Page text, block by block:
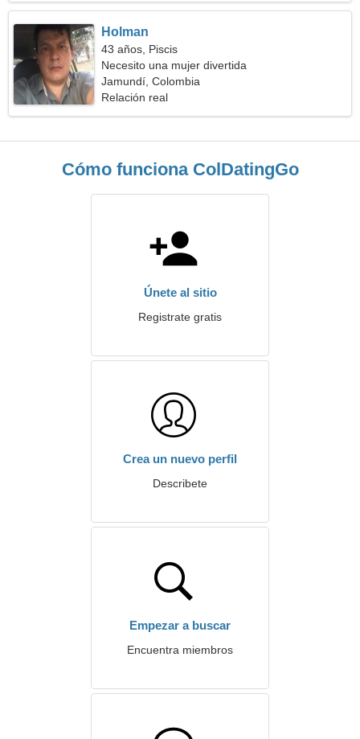
Holman
43 años, Piscis
Necesito una mujer divertida
Jamundí, Colombia
Relación real
Cómo funciona ColDatingGo
Únete al sitio
Registrate gratis
Crea un nuevo perfil
Describete
Empezar a buscar
Encuentra miembros